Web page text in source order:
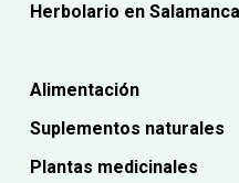
Herbolario en Salamanca
Alimentación
Suplementos naturales
Plantas medicinales